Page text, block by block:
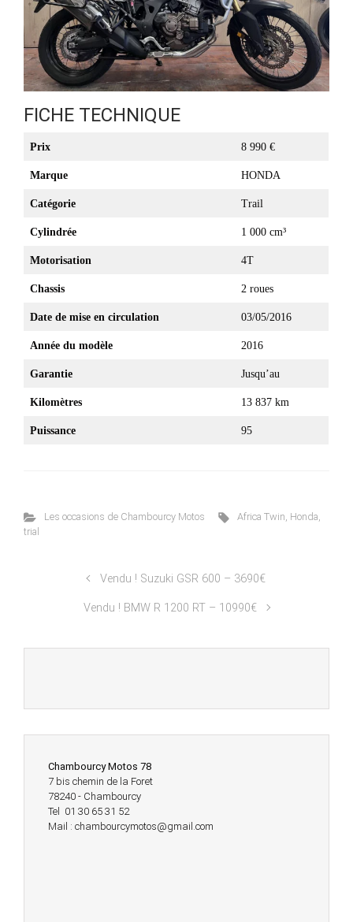
FICHE TECHNIQUE
Prix 8 990 €
Marque HONDA
Catégorie Trail
Cylindrée 1 000 cm³
Motorisation 4T
Chassis 2 roues
Date de mise en circulation 03/05/2016
Année du modèle 2016
Garantie Jusqu’au
Kilomètres 13 837 km
Puissance 95
Les occasions de Chambourcy Motos Africa Twin, Honda,
trial
Vendu ! Suzuki GSR 600 – 3690€
Vendu ! BMW R 1200 RT – 10990€
Chambourcy Motos 78
7 bis chemin de la Foret
78240 - Chambourcy
Tel 01 30 65 31 52
Mail : chambourcymotos@gmail.com